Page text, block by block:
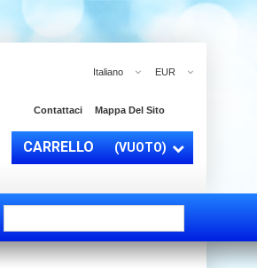
EUR
Italiano
Contattaci Mappa Del Sito
CARRELLO (VUOTO)